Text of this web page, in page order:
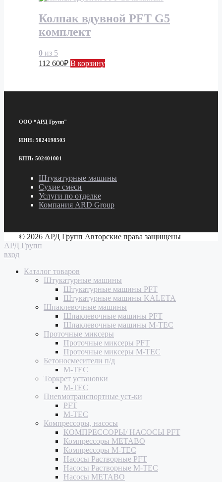
Колпак вдувной PFT G5
комплект
0 из 5
112 600₽ В корзину
ООО “АРД Групп"
ИНН: 5024198503
КПП: 502401001
Штукатурные машины
Сухие смеси
Услуги по отделке
Компания ARD Group
© 2026 АРД Групп Авторские права защищены
АРД Групп
вход
Каталог товаров
Штукатурные машины
Штукатурные машины PFT
Штукатурные машины KALETA
Шпаклевочные машины
Шпаклевочные машины PFT
Шпаклевочные машины M-TEC
Проточные миксеры
Проточные миксеры PFT
Проточные миксеры M-TEC
Бетоносмесители п/д
M-TEC
Торкрет установки
M-TEC
Пневмотранспортные уст-ки
PFT
M-TEC
Компрессоры, насосы
КОМПРЕССОРЫ/ НАСОСЫ PFT
Компрессоры METABO
Компрессоры M-TEC
Насосы Растворные PFT
Насосы Растворные M-TEC
Насосы METABO